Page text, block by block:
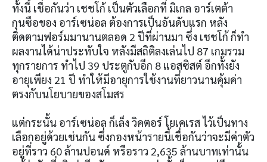
ทั้งนี้ เชื่อกันว่า เชชโก้ เป็นตัวเลือกที่ มิเกล อาร์เตต้า
กุนซือของ อาร์เซน่อล ต้องการเป็นอันดับแรก หลัง
ติดตามฟอร์มมานานตลอด 2 ปีที่ผ่านมา ซึ่ง เชชโก้ ก็ทำ
ผลงานได้น่าประทับใจ หลังมีสถิติลงเล่นไป 87 เกมรวม
ทุกรายการ ทำไป 39 ประตูกับอีก 8 แอสซิสต์ อีกทั้งยัง
อายุเพียง 21 ปี ทำให้มีอายุการใช้งานที่ยาวนานคุ้มค่า
ตรงกับนโยบายของสโมสร
แต่กระนั้น อาร์เซน่อล ก็เล็ง วิคตอร์ โยเคเรส ไว้เป็นทาง
เลือกอยู่ด้วยเช่นกัน ซึ่งกองหน้ารายนี้เชื่อกันว่าจะมีค่าตัว
อยู่ที่ราว 60 ล้านปอนด์ หรือราว 2,635 ล้านบาทเท่านั้น